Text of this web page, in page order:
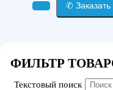
✆ Заказать
ФИЛЬТР
Текстовый поиск